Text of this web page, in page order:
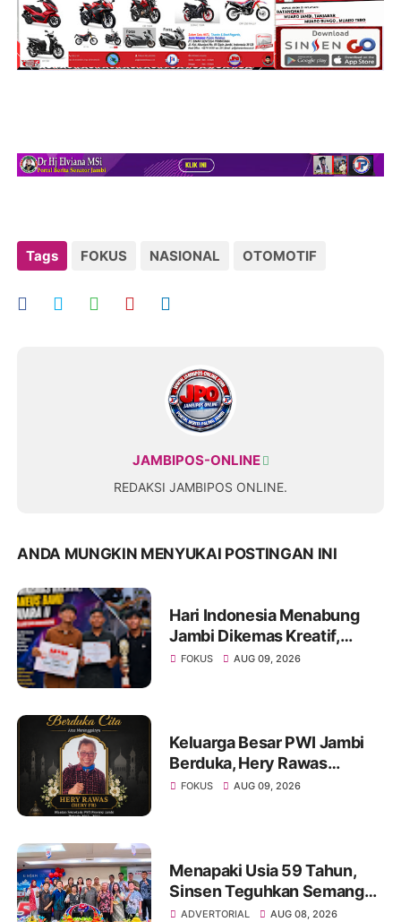
Tags FOKUS NASIONAL OTOMOTIF
JAMBIPOS-ONLINE
REDAKSI JAMBIPOS ONLINE.
ANDA MUNGKIN MENYUKAI POSTINGAN INI
Hari Indonesia Menabung
Jambi Dikemas Kreatif,
Spontaneus Band Raih Juara
FOKUS AUG 09, 2026
Keluarga Besar PWI Jambi
Berduka, Hery Rawas
Mantan Sekretaris PWI
FOKUS AUG 09, 2026
Menapaki Usia 59 Tahun,
Sinsen Teguhkan Semangat
“Sustainably Growing”
ADVERTORIAL AUG 08, 2026